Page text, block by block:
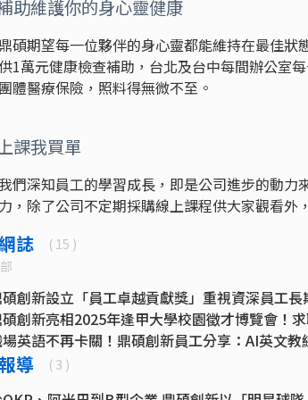
助維護你的身心靈健康
碩期望每一位夥伴的身心靈都能維持在最佳
1萬元健康檢查補助，台北及台中每間辦公室
團體醫療保險，照料得無微不至。
課我買單
們深知員工的學習成長，即是公司進步的動
力，除了公司不定期採購線上課程供大家觀看外
誌
( 15 )
創新設立「員工卓越貢獻獎」重視資深員工長
創新亮相2025年逢甲大學校園徵才博覽會！求
英語不再卡關！鼎碩創新員工分享：AI英文
代怎麼留？鼎碩創新推多元福利 年度旅遊補助
導 ( 3 )